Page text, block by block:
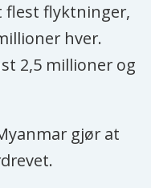
flest flyktninger,
hver.
2,5 millioner og
gjør at